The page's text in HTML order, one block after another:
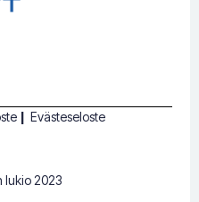
Evästeseloste
lukio 2023